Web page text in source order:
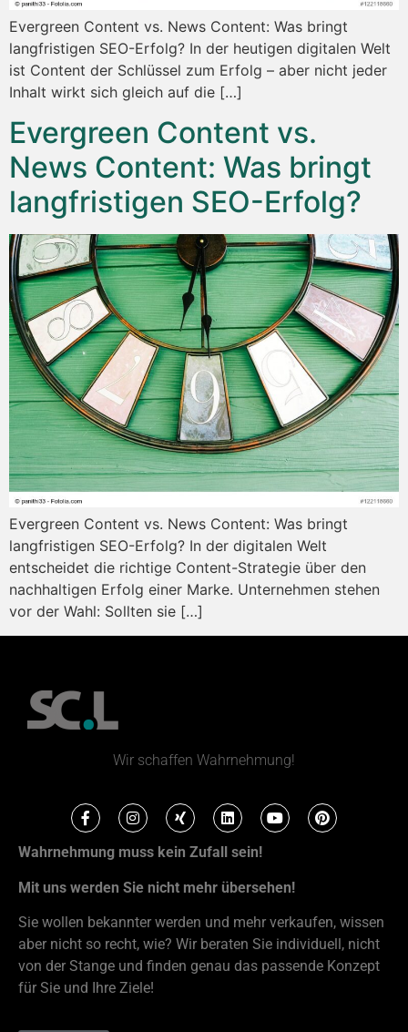
Evergreen Content vs. News Content: Was bringt
langfristigen SEO-Erfolg? In der heutigen digitalen Welt
ist Content der Schlüssel zum Erfolg – aber nicht jeder
Inhalt wirkt sich gleich auf die […]
Evergreen Content vs.
News Content: Was bringt
langfristigen SEO-Erfolg?
Evergreen Content vs. News Content: Was bringt
langfristigen SEO-Erfolg? In der digitalen Welt
entscheidet die richtige Content-Strategie über den
nachhaltigen Erfolg einer Marke. Unternehmen stehen
vor der Wahl: Sollten sie […]
Wir schaffen Wahrnehmung!
Wahrnehmung muss kein Zufall sein!
Mit uns werden Sie nicht mehr übersehen!
Sie wollen bekannter werden und mehr verkaufen, wissen
aber nicht so recht, wie? Wir beraten Sie individuell, nicht
von der Stange und finden genau das passende Konzept
für Sie und Ihre Ziele!